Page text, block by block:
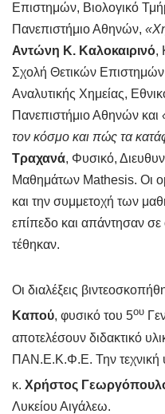
Επιστημών, Βιολογικό
Πανεπιστήμιο Αθηνών,
Αντώνη Κ. Καλοκαιρινό,
Σχολή Θετικών
Αναλυτικής Χημείας,
Πανεπιστήμιο Αθηνών και
τον κόσμο και πώς τα
Τραχανά, Φυσικό,
Μαθημάτων Mathesis. Οι
και την συμμετοχή των
επίπεδο και απάντησαν σε
τέθηκαν.
Οι διαλέξεις
Καπού, φυσικό του 5ου
αποτελέσουν διδακτικό
ΠΑΝ.Ε.Κ.Φ.Ε. Την τεχνική
κ. Χρήστος
Λυκείου Αιγάλεω.